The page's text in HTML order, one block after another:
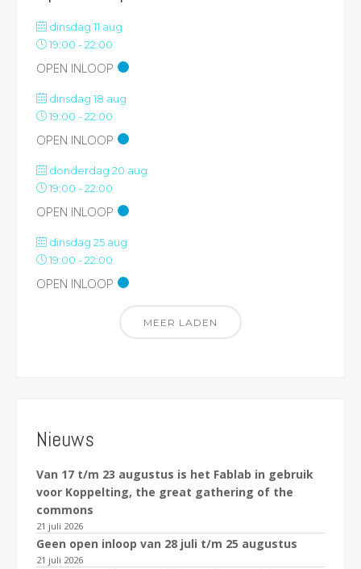
dinsdag 11 aug
19:00 -22:00
OPEN INLOOP
dinsdag 18 aug
19:00 -22:00
OPEN INLOOP
donderdag 20 aug
19:00 -22:00
OPEN INLOOP
dinsdag 25 aug
19:00 -22:00
OPEN INLOOP
MEER LADEN
Nieuws
Van 17 t/m 23 augustus is het Fablab in gebruik
voor Koppelting, the great gathering of the
commons
21 juli 2026
Geen open inloop van 28 juli t/m 25 augustus
21 juli 2026